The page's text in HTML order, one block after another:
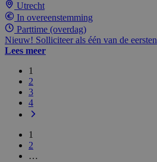
Utrecht
In overeenstemming
Parttime (overdag)
Nieuw! Solliciteer als één van de eersten
Lees meer
1
2
3
4
1
2
…